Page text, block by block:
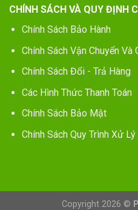
CHÍNH SÁCH VÀ QUY ĐỊNH
Chính Sách Bảo Hành
Chính Sách Vận Chuyển Và
Chính Sách Đổi - Trả Hàng
Các Hình Thức Thanh Toán
Chính Sách Bảo Mật
Chính Sách Quy Trình Xử
Copyright 2026 ©